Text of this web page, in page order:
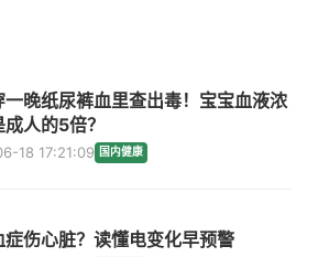
一晚纸尿裤血里查出毒！宝宝血液浓
人的5倍？
18 17:21:09 国内健康
症伤心脏？读懂电变化早预警